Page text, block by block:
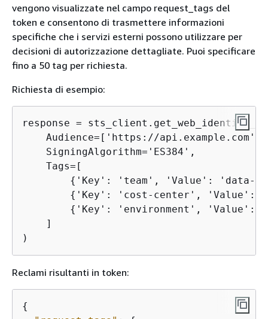
vengono visualizzate nel campo request_tags del
token e consentono di trasmettere informazioni
specifiche che i servizi esterni possono utilizzare per
decisioni di autorizzazione dettagliate. Puoi specificare
fino a 50 tag per richiesta.
Richiesta di esempio:
response =
    Audience=['https://api.example.com'],
    SigningAlgorithm='ES384',
    Tags=[
{ 'Key': 'team', 'Value': 'data-
{ 'Key': 'cost-center', 'Value':
{ 'Key': 'environment', 'Value':
    ]
)
Reclami risultanti in token:
{